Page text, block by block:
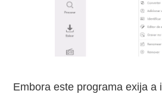
Embora este programa exija a